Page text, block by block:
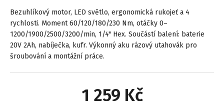
Bezuhlíkový motor, LED světlo, ergonomická rukojeť a 4
rychlosti. Moment 60/120/180/230 Nm, otáčky 0–
1200/1900/2500/3200/min, 1/4" Hex. Součástí balení: baterie
20V 2Ah, nabíječka, kufr. Výkonný aku rázový utahovák pro
šroubování a montážní práce.
1 259 Kč